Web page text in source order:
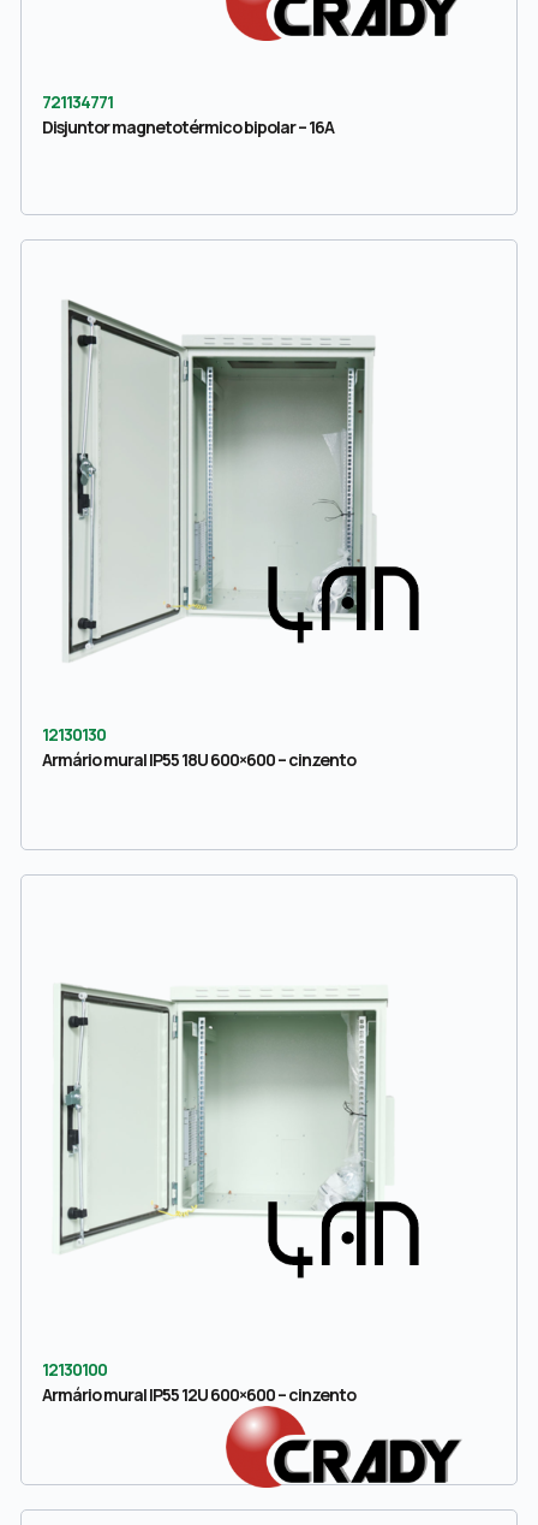
721134771
Disjuntor magnetotérmico bipolar – 16A
12130130
Armário mural IP55 18U 600×600 – cinzento
12130100
Armário mural IP55 12U 600×600 – cinzento